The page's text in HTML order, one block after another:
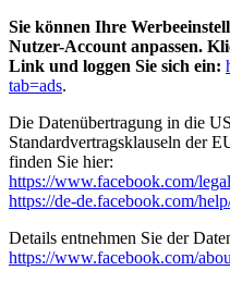
Sie können Ihre
Nutzer-Account anpassen.
Link und loggen Sie sich ein:
tab=ads.
Die Datenübertragung in die
Standardvertragsklauseln der
finden Sie hier:
https://www.facebook.com/
https://de-de.facebook.com/
Details entnehmen Sie der
https://www.facebook.com/